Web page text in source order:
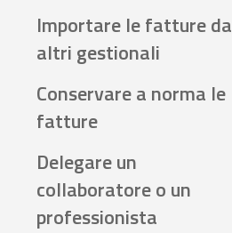
Importare le fatture da
altri gestionali
Conservare a norma le
fatture
Delegare un
collaboratore o un
professionista